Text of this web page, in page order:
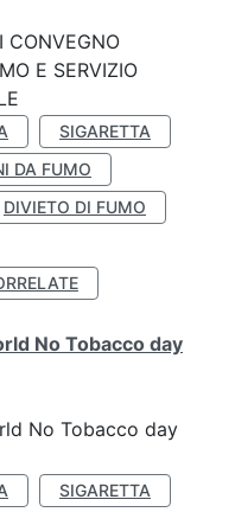
CONVEGNO
E SERVIZIO
SIGARETTA
DA FUMO
DIVIETO DI FUMO
No Tobacco day
No Tobacco day
SIGARETTA